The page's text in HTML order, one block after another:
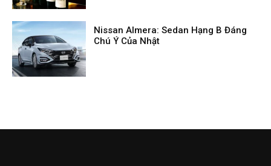
Nissan Almera: Sedan Hạng B Đáng
Chú Ý Của Nhật